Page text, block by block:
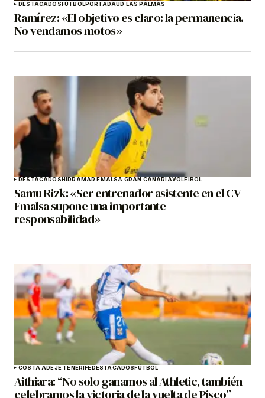
DESTACADOSFÚTBOLPORTADAUD LAS PALMAS
Ramírez: «El objetivo es claro: la permanencia.
No vendamos motos»
DESTACADOSHIDRAMAR EMALSA GRAN CANARIAVOLEIBOL
Samu Rizk: «Ser entrenador asistente en el CV
Emalsa supone una importante
responsabilidad»
COSTA ADEJE TENERIFEDESTACADOSFÚTBOL
Aithiara: “No solo ganamos al Athletic, también
celebramos la victoria de la vuelta de Pisco”